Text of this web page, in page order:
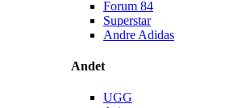
Forum 84
Superstar
Andre Adidas
Andet
UGG